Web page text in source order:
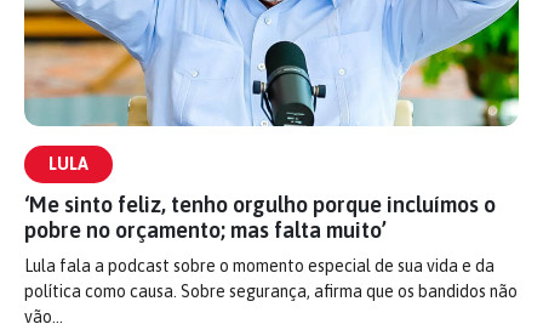
LULA
‘Me sinto feliz, tenho orgulho porque incluímos o
pobre no orçamento; mas falta muito’
Lula fala a podcast sobre o momento especial de sua vida e da
política como causa. Sobre segurança, afirma que os bandidos não
vão…